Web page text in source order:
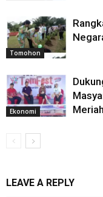
Tomohon
Ekonomi
LEAVE A REPLY